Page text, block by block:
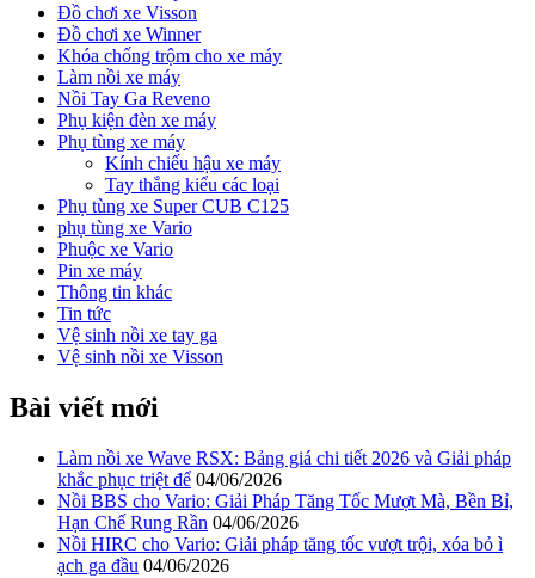
Đồ chơi xe Visson
Đồ chơi xe Winner
Khóa chống trộm cho xe máy
Làm nồi xe máy
Nồi Tay Ga Reveno
Phụ kiện đèn xe máy
Phụ tùng xe máy
Kính chiếu hậu xe máy
Tay thắng kiểu các loại
Phụ tùng xe Super CUB C125
phụ tùng xe Vario
Phuộc xe Vario
Pin xe máy
Thông tin khác
Tin tức
Vệ sinh nồi xe tay ga
Vệ sinh nồi xe Visson
Bài viết mới
Làm nồi xe Wave RSX: Bảng giá chi tiết 2026 và Giải pháp
khắc phục triệt để 04/06/2026
Nồi BBS cho Vario: Giải Pháp Tăng Tốc Mượt Mà, Bền Bỉ,
Hạn Chế Rung Rần 04/06/2026
Nồi HIRC cho Vario: Giải pháp tăng tốc vượt trội, xóa bỏ ì
ạch ga đầu 04/06/2026